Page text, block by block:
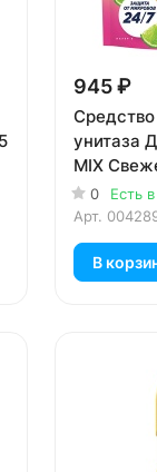
945 ₽
унитаза
MIX
ледяная
гр
0
Есть
Арт.
В